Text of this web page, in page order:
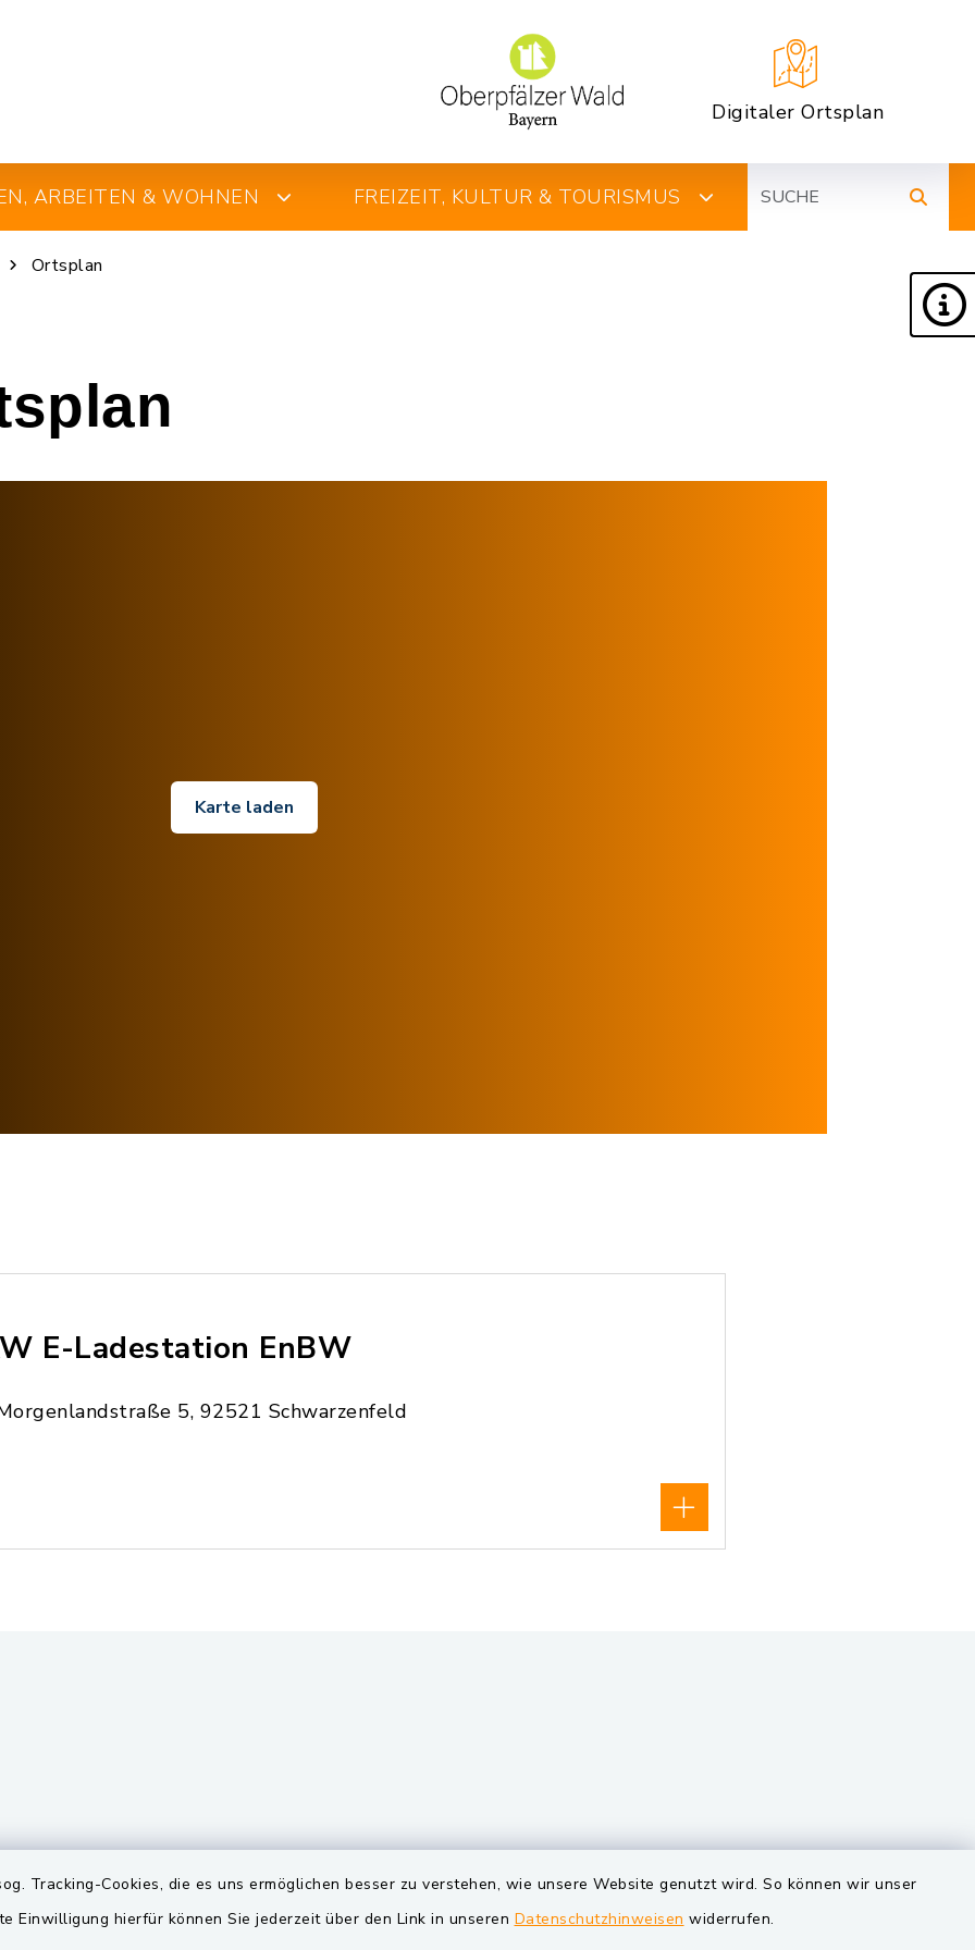
Tracking-Cookies, die es uns ermöglichen besser zu verstehen, wie unsere Website genutzt wird. So können wir unser
Einwilligung hierfür können Sie jederzeit über den Link in unseren Datenschutzhinweisen widerrufen.
Digitaler Ortsplan
ARBEITEN & WOHNEN FREIZEIT, KULTUR & TOURISMUS
Ortsplan
Karte laden
E-Ladestation EnBW
5, 92521 Schwarzenfeld
Quicklinks VG und Gemeinden